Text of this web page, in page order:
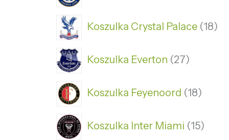
Koszulka Crystal Palace 18
Koszulka Everton 27
Koszulka Feyenoord 18
Koszulka Inter Miami 15